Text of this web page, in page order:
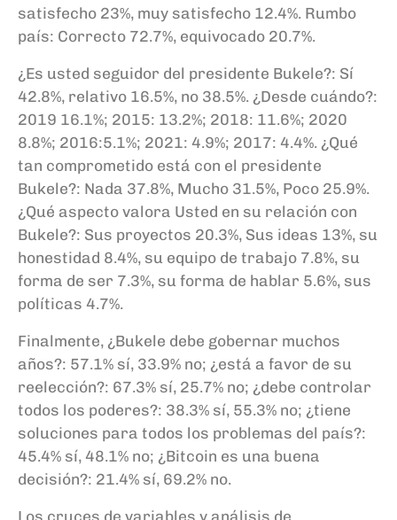
satisfecho 23%, muy satisfecho 12.4%. Rumbo
país: Correcto 72.7%, equivocado 20.7%.
¿Es usted seguidor del presidente Bukele?: Sí
42.8%, relativo 16.5%, no 38.5%. ¿Desde cuándo?:
2019 16.1%; 2015: 13.2%; 2018: 11.6%; 2020
8.8%; 2016:5.1%; 2021: 4.9%; 2017: 4.4%. ¿Qué
tan comprometido está con el presidente
Bukele?: Nada 37.8%, Mucho 31.5%, Poco 25.9%.
¿Qué aspecto valora Usted en su relación con
Bukele?: Sus proyectos 20.3%, Sus ideas 13%, su
honestidad 8.4%, su equipo de trabajo 7.8%, su
forma de ser 7.3%, su forma de hablar 5.6%, sus
políticas 4.7%.
Finalmente, ¿Bukele debe gobernar muchos
años?: 57.1% sí, 33.9% no; ¿está a favor de su
reelección?: 67.3% sí, 25.7% no; ¿debe controlar
todos los poderes?: 38.3% sí, 55.3% no; ¿tiene
soluciones para todos los problemas del país?:
45.4% sí, 48.1% no; ¿Bitcoin es una buena
decisión?: 21.4% sí, 69.2% no.
Los cruces de variables y análisis de